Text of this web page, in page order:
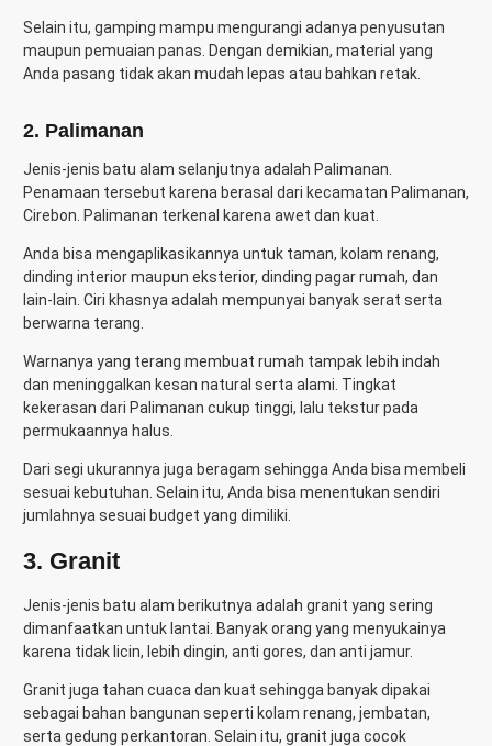
Selain itu, gamping mampu mengurangi adanya penyusutan
maupun pemuaian panas. Dengan demikian, material yang
Anda pasang tidak akan mudah lepas atau bahkan retak.
2. Palimanan
Jenis-jenis batu alam selanjutnya adalah Palimanan.
Penamaan tersebut karena berasal dari kecamatan Palimanan,
Cirebon. Palimanan terkenal karena awet dan kuat.
Anda bisa mengaplikasikannya untuk taman, kolam renang,
dinding interior maupun eksterior, dinding pagar rumah, dan
lain-lain. Ciri khasnya adalah mempunyai banyak serat serta
berwarna terang.
Warnanya yang terang membuat rumah tampak lebih indah
dan meninggalkan kesan natural serta alami. Tingkat
kekerasan dari Palimanan cukup tinggi, lalu tekstur pada
permukaannya halus.
Dari segi ukurannya juga beragam sehingga Anda bisa membeli
sesuai kebutuhan. Selain itu, Anda bisa menentukan sendiri
jumlahnya sesuai budget yang dimiliki.
3. Granit
Jenis-jenis batu alam berikutnya adalah granit yang sering
dimanfaatkan untuk lantai. Banyak orang yang menyukainya
karena tidak licin, lebih dingin, anti gores, dan anti jamur.
Granit juga tahan cuaca dan kuat sehingga banyak dipakai
sebagai bahan bangunan seperti kolam renang, jembatan,
serta gedung perkantoran. Selain itu, granit juga cocok